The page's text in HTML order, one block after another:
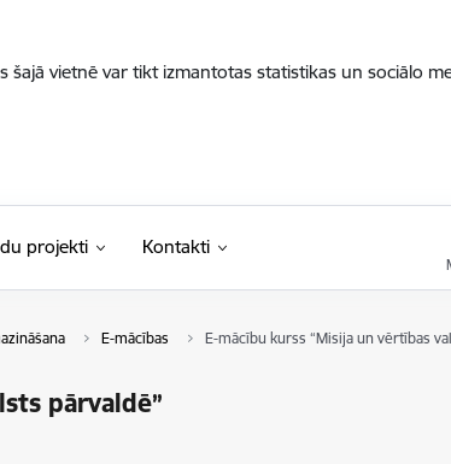
vietnē var tikt izmantotas statistikas un sociālo
projekti Kontakti
E-mācības E-mācību kurss “Misija un vērtības
pārvaldē”